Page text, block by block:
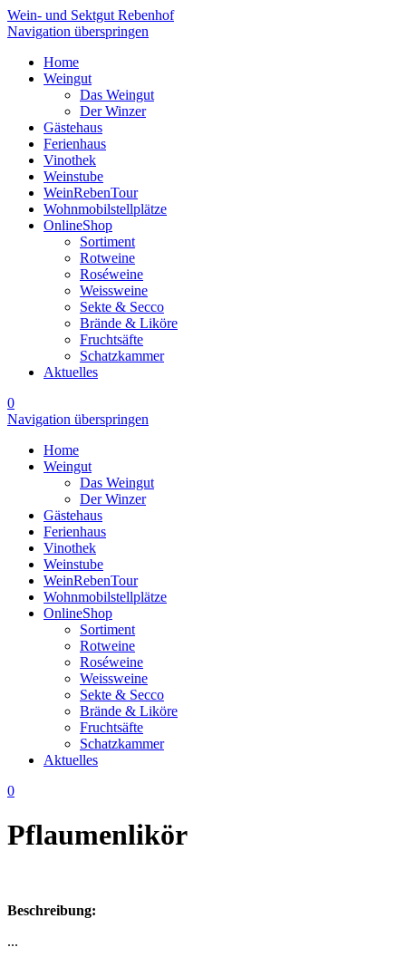
Wein- und Sektgut Rebenhof
Navigation überspringen
Home
Weingut
Das Weingut
Der Winzer
Gästehaus
Ferienhaus
Vinothek
Weinstube
WeinRebenTour
Wohnmobilstellplätze
OnlineShop
Sortiment
Rotweine
Roséweine
Weissweine
Sekte & Secco
Brände & Liköre
Fruchtsäfte
Schatzkammer
Aktuelles
0
Navigation überspringen
Home
Weingut
Das Weingut
Der Winzer
Gästehaus
Ferienhaus
Vinothek
Weinstube
WeinRebenTour
Wohnmobilstellplätze
OnlineShop
Sortiment
Rotweine
Roséweine
Weissweine
Sekte & Secco
Brände & Liköre
Fruchtsäfte
Schatzkammer
Aktuelles
0
Pflaumenlikör
Beschreibung:
...